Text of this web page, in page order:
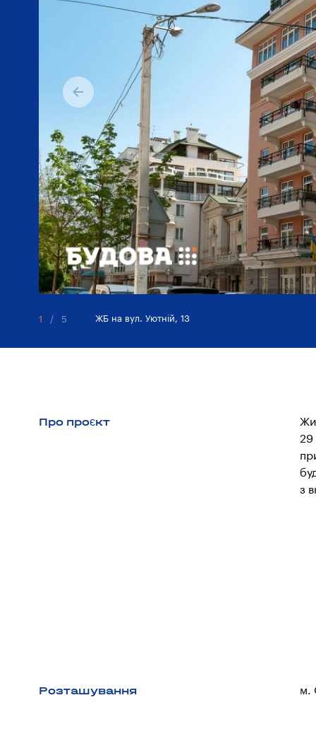
ЖБ на вул. Уютнiй, 13
1 / 5
Про проєкт
29
з
Розташування м.